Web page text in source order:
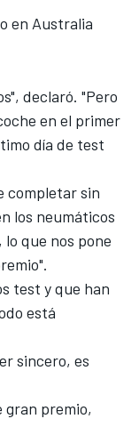
en Australia
declaró. "Pero
en el primer
día de test
completar sin
los neumáticos
que nos pone
test y que han
está
sincero, es
gran premio,